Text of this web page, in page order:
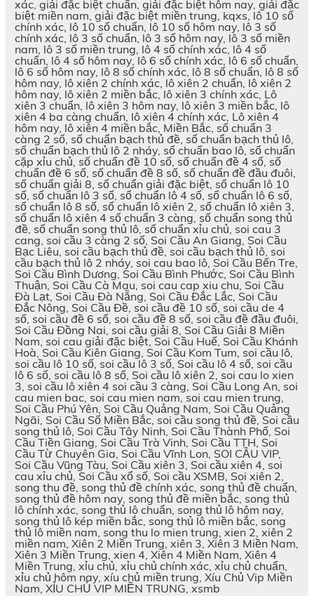
xác, giải đặc biệt chuẩn, giải đặc biệt hôm nay, giải đặc
biệt miền nam, giải đặc biệt miền trung, kqxs, lô 10 số
chính xác, lô 10 số chuẩn, lô 10 số hôm nay, lô 3 số
chính xác, lô 3 số chuẩn, lô 3 số hôm nay, lô 3 số miền
nam, lô 3 số miền trung, lô 4 số chính xác, lô 4 số
chuẩn, lô 4 số hôm nay, lô 6 số chính xác, lô 6 số chuẩn,
lô 6 số hôm nay, lô 8 số chính xác, lô 8 số chuẩn, lô 8 số
hôm nay, lô xiên 2 chính xác, lô xiên 2 chuẩn, lô xiên 2
hôm nay, lô xiên 2 miền bắc, lô xiên 3 chính xác, Lô
xiên 3 chuẩn, lô xiên 3 hôm nay, lô xiên 3 miền bắc, lô
xiên 4 ba càng chuẩn, lô xiên 4 chính xác, Lô xiên 4
hôm nay, lô xiên 4 miền bắc, Miền Bắc, số chuẩn 3
càng 2 số, số chuẩn bạch thủ đề, số chuẩn bạch thủ lô,
số chuẩn bạch thủ lô 2 nháy, số chuẩn bao lô, số chuẩn
cặp xỉu chủ, số chuẩn đề 10 số, số chuẩn đề 4 số, số
chuẩn đề 6 số, số chuẩn đề 8 số, số chuẩn đề đầu đuôi,
số chuẩn giải 8, số chuẩn giải đặc biệt, số chuẩn lô 10
số, số chuẩn lô 3 số, số chuẩn lô 4 số, số chuẩn lô 6 số,
số chuẩn lô 8 số, số chuẩn lô xiên 2, số chuẩn lô xiên 3,
số chuẩn lô xiên 4 số chuẩn 3 càng, số chuẩn song thủ
đề, số chuẩn song thủ lô, số chuẩn xỉu chủ, soi cau 3
cang, soi cầu 3 càng 2 số, Soi Cầu An Giang, Soi Cầu
Bạc Liêu, soi cầu bạch thủ đề, soi cầu bạch thủ lô, soi
cầu bạch thủ lô 2 nháy, soi cau bao lô, Soi Cầu Bến Tre,
Soi Cầu Bình Dương, Soi Cầu Bình Phước, Soi Cầu Bình
Thuận, Soi Cầu Cà Mau, soi cau cap xiu chu, Soi Cầu
Đà Lạt, Soi Cầu Đà Nẵng, Soi Cầu Đắc Lắc, Soi Cầu
Đắc Nông, Soi Cầu Đề, soi cầu đề 10 số, soi cầu de 4
số, soi cầu đề 6 số, soi cầu đề 8 số, soi cầu đề đầu đuôi,
Soi Cầu Đồng Nai, soi cầu giải 8, Soi Cầu Giải 8 Miền
Nam, soi cau giải đặc biệt, Soi Cầu Huế, Soi Cầu Khánh
Hoà, Soi Cầu Kiên Giang, Soi Cầu Kom Tum, soi cầu lô,
soi cầu lô 10 số, soi cầu lô 3 số, Soi cầu lô 4 số, soi cầu
lô 6 số, soi cầu lô 8 số, Soi cầu lô xiên 2, soi cau lo xien
3, soi cầu lô xiên 4 soi cầu 3 càng, Soi Cầu Long An, soi
cau mien bac, soi cau mien nam, soi cau mien trung,
Soi Cầu Phú Yên, Soi Cầu Quảng Nam, Soi Cầu Quảng
Ngãi, Soi Cầu Số Miền Bắc, soi cầu song thủ đề, Soi cầu
song thủ lô, Soi Cầu Tây Ninh, Soi Cầu Thành Phố, Soi
Cầu Tiền Giang, Soi Cầu Trà Vinh, Soi Cầu TTH, Soi
Cầu Từ Chuyên Gia, Soi Cầu Vĩnh Lon, SOI CẦU VIP,
Soi Cầu Vũng Tàu, Soi Cầu xiên 3, Soi cầu xiên 4, soi
cau xỉu chủ, Soi Cầu xổ số, Soi cầu XSMB, Soi xiên 2,
song thu đề, song thủ đề chính xác, song thủ đề chuẩn,
song thủ đề hôm nay, song thủ đề miền bắc, song thủ
lô chính xác, song thủ lô chuẩn, song thủ lô hôm nay,
song thủ lô kép miền bắc, song thủ lô miền bắc, song
thủ lô miền nam, song thu lo mien trung, xien 2, xiên 2
miền nam, Xiên 2 Miền Trung, xiên 3, Xiên 3 Miền Nam,
Xiên 3 Miền Trung, xien 4, Xiên 4 Miền Nam, Xiên 4
Miền Trung, xỉu chủ, xỉu chủ chính xác, xỉu chủ chuẩn,
xỉu chủ hôm nay, xíu chủ miền trung, Xíu Chủ Vip Miền
Nam, XỈU CHỦ VIP MIỀN TRUNG, xsmb